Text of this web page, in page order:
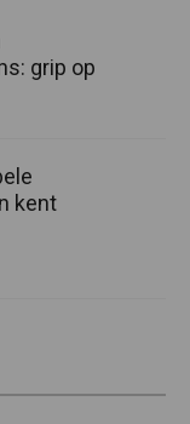
grip op
kent